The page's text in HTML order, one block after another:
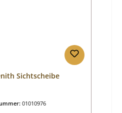
Sichtscheibe
01010976